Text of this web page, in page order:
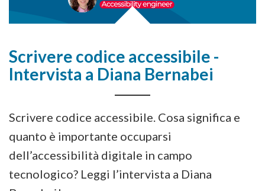
Scrivere codice accessibile -
Intervista a Diana Bernabei
Scrivere codice accessibile. Cosa significa e
quanto è importante occuparsi
dell’accessibilità digitale in campo
tecnologico? Leggi l’intervista a Diana